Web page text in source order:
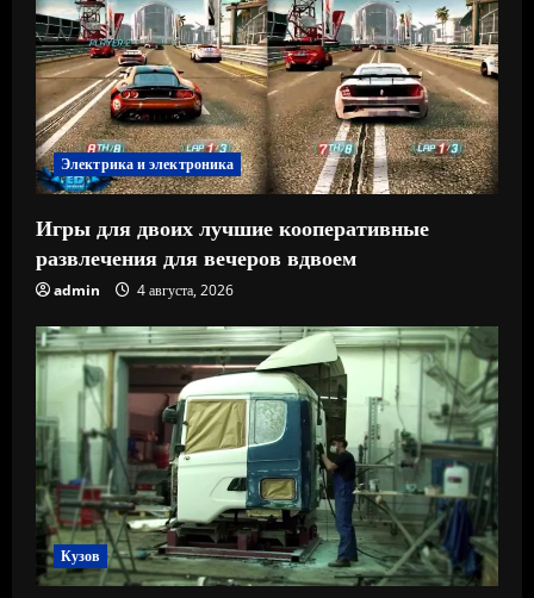
Электрика и электроника
Игры для двоих лучшие кооперативные
развлечения для вечеров вдвоем
admin 4 августа, 2026
Кузов